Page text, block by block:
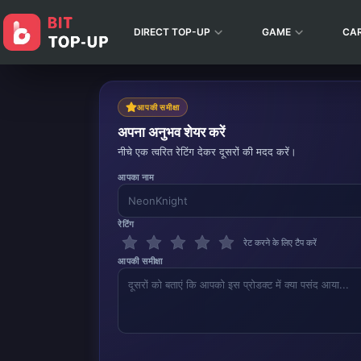
DIRECT TOP-UP GAME
आपकी समीक्षा
अपना अनुभव शेयर करें
नीचे एक त्वरित रेटिंग देकर दूसरों की मदद करें।
आपका नाम
रेटिंग
रेट करने के लिए टैप करें
आपकी समीक्षा